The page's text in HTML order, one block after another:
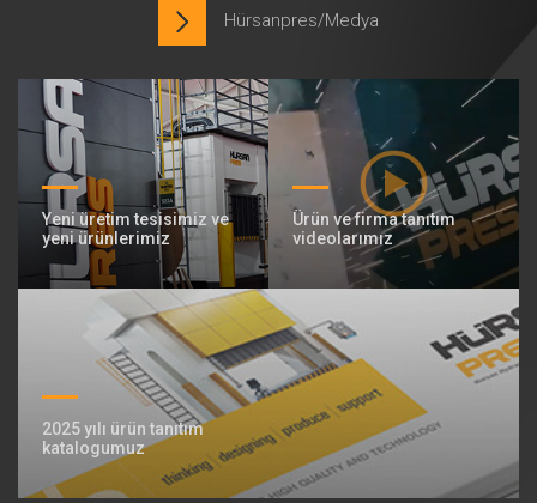
Hürsanpres/Medya
Yeni üretim tesisimiz ve
yeni ürünlerimiz
Ürün ve firma tanıtım
videolarımız
2025 yılı ürün tanıtım
katalogumuz